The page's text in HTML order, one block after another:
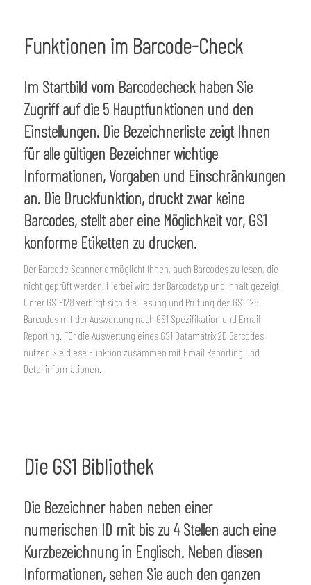
Funktionen im Barcode-Check
Im Startbild vom Barcodecheck haben Sie
Zugriff auf die 5 Hauptfunktionen und den
Einstellungen. Die Bezeichnerliste zeigt Ihnen
für alle gültigen Bezeichner wichtige
Informationen, Vorgaben und Einschränkungen
an. Die Druckfunktion, druckt zwar keine
Barcodes, stellt aber eine Möglichkeit vor, GS1
konforme Etiketten zu drucken.
Der Barcode Scanner ermöglicht Ihnen, auch Barcodes zu lesen, die
nicht geprüft werden. Hierbei wird der Barcodetyp und Inhalt gezeigt.
Unter GS1-128 verbirgt sich die Lesung und Prüfung des GS1 128
Barcodes mit der Auswertung nach GS1 Spezifikation und Email
Reporting. Für die Auswertung eines GS1 Datamatrix 2D Barcodes
nutzen Sie diese Funktion zusammen mit Email Reporting und
Detailinformationen.
Die GS1 Bibliothek
Die Bezeichner haben neben einer
numerischen ID mit bis zu 4 Stellen auch eine
Kurzbezeichnung in Englisch. Neben diesen
Informationen, sehen Sie auch den ganzen